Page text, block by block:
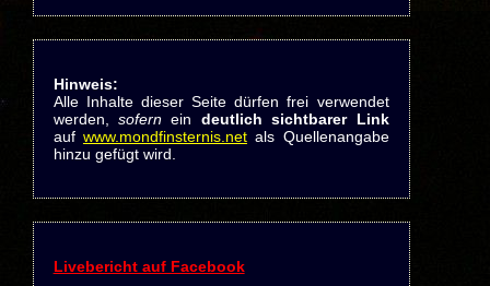
Hinweis:
Alle Inhalte dieser Seite dürfen frei verwendet
werden, sofern ein deutlich sichtbarer Link
auf www.mondfinsternis.netals Quellenangabe
hinzu gefügt wird.
Livebericht auf Facebook